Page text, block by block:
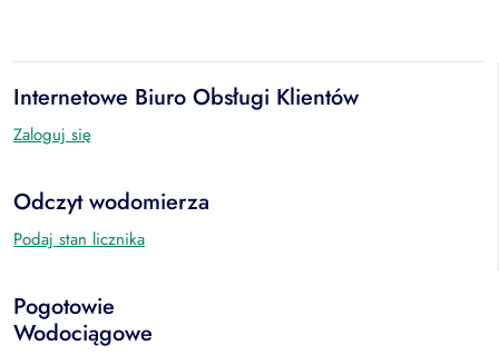
Internetowe Biuro Obsługi Klientów
Zaloguj się
Odczyt wodomierza
Podaj stan licznika
Pogotowie
Wodociągowe